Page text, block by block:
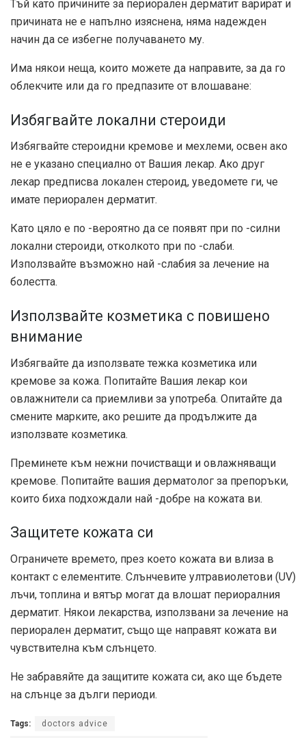
Тъй като причините за периорален дерматит варират и
причината не е напълно изяснена, няма надежден
начин да се избегне получаването му.
Има някои неща, които можете да направите, за да го
облекчите или да го предпазите от влошаване:
Избягвайте локални стероиди
Избягвайте стероидни кремове и мехлеми, освен ако
не е указано специално от Вашия лекар. Ако друг
лекар предписва локален стероид, уведомете ги, че
имате периорален дерматит.
Като цяло е по -вероятно да се появят при по -силни
локални стероиди, отколкото при по -слаби.
Използвайте възможно най -слабия за лечение на
болестта.
Използвайте козметика с повишено
внимание
Избягвайте да използвате тежка козметика или
кремове за кожа. Попитайте Вашия лекар кои
овлажнители са приемливи за употреба. Опитайте да
смените марките, ако решите да продължите да
използвате козметика.
Преминете към нежни почистващи и овлажняващи
кремове. Попитайте вашия дерматолог за препоръки,
които биха подхождали най -добре на кожата ви.
Защитете кожата си
Ограничете времето, през което кожата ви влиза в
контакт с елементите. Слънчевите ултравиолетови (UV)
лъчи, топлина и вятър могат да влошат периоралния
дерматит. Някои лекарства, използвани за лечение на
периорален дерматит, също ще направят кожата ви
чувствителна към слънцето.
Не забравяйте да защитите кожата си, ако ще бъдете
на слънце за дълги периоди.
Tags: doctors advice